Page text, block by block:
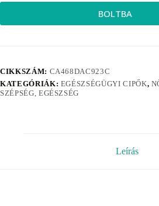
BOLTBA
CIKKSZÁM: CA468DAC923C
KATEGÓRIÁK: EGÉSZSÉGÜGYI CIPŐK,
SZÉPSÉG, EGÉSZSÉG
Leírás